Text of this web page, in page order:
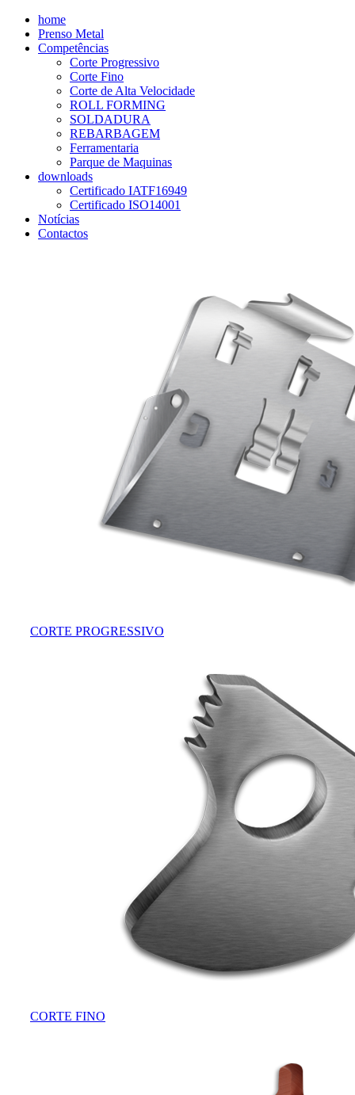
home
Prenso Metal
Competências
Corte Progressivo
Corte Fino
Corte de Alta Velocidade
ROLL FORMING
SOLDADURA
REBARBAGEM
Ferramentaria
Parque de Maquinas
downloads
Certificado IATF16949
Certificado ISO14001
Notícias
Contactos
CORTE PROGRESSIVO
CORTE FINO